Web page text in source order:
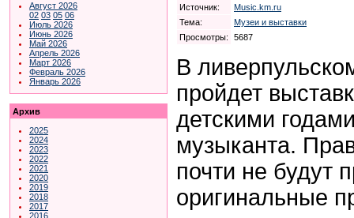
Август 2026
02 03 05 06
Июль 2026
Июнь 2026
Май 2026
Апрель 2026
Март 2026
Февраль 2026
Январь 2026
Архив
2025
2024
2023
2022
2021
2020
2019
2018
2017
2016
Источник:
Music.km.ru
Тема:
Музеи и выставки
Просмотры:
5687
В
пройдет
детскими
музыканта.
почти не будут
оригинальные